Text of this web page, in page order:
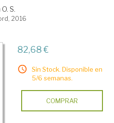
S.
2016
82,68 €
Sin Stock. Disponible en
5/6 semanas.
COMPRAR